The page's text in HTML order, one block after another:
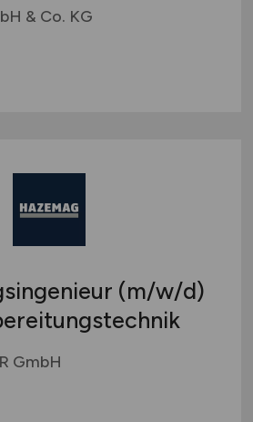
& Co. KG
(m/w/d)
GmbH